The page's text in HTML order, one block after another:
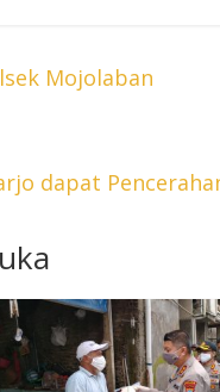
Mojolaban
dapat